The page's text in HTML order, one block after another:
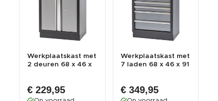
Werkplaatskast met
2 deuren 68 x 46 x
€ 229,95
Werkplaatskast met
7 laden 68 x 46 x 91
€ 349,95